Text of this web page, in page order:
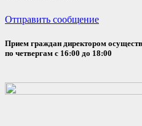
Отправить сообщение
Прием граждан директором
по четвергам с 16:00 до 18:00